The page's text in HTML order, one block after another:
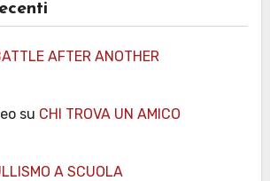
AFTER ANOTHER
su CHI TROVA UN AMICO
A SCUOLA